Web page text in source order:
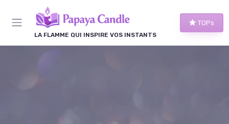
LA FLAMME QUI INSPIRE VOS INSTANTS
TOPs
Panneau de gestion des cookies